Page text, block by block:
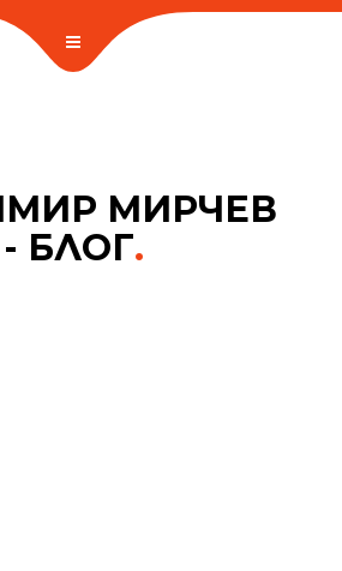
МИРЧЕВ
- БЛОГ.